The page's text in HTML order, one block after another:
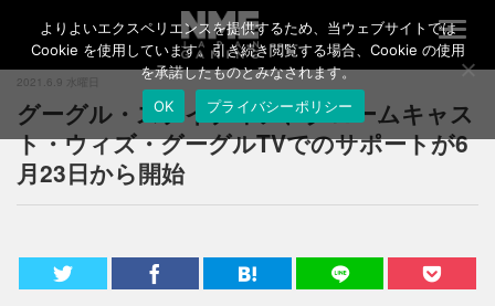
T
o
g
l
e
n
a
2021.6.9 水曜日
グーグル・ステイディア、クロームキャス
ト・ウィズ・グーグルTVでのサポートが6
月23日から開始
よりよいエクスペリエンスを提供するため、当ウェブサイトでは
Cookie を使用しています。引き続き閲覧する場合、Cookie の使用
を承諾したものとみなされます。
OK
プライバシーポリシー